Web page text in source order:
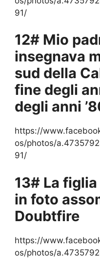
91/
12# Mio
insegnava
sud della
fine degli
degli anni
https://
os/photos/
91/
13# La
in foto
Doubtfire
https://
os/photos/